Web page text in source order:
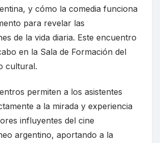
y cómo la comedia funciona
para revelar las
de la vida diaria. Este encuentro
en la Sala de Formación del
cultural.
permiten a los asistentes
a la mirada y experiencia
influyentes del cine
argentino, aportando a la